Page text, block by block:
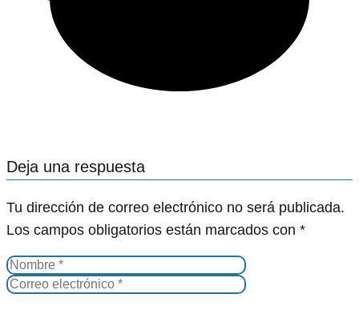
Deja una respuesta
Tu dirección de correo electrónico no será publicada.
Los campos obligatorios están marcados con *